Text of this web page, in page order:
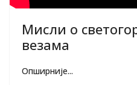
Мисли о
везама
Опширније...